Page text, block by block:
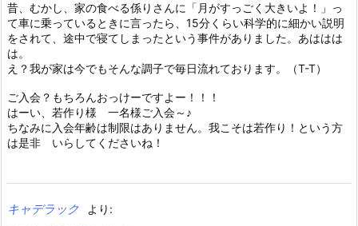
昔、むかし、家の食べる係りさんに「月がすっごく大きいよ！」っ
て車に乗っているときに言ったら、15分くらい科学的に細かい説明
をされて、途中で寝てしまったという事件がありました。あははは
は。
え？我が家は今でもそんな調子で毎日流れております。（T-T）
ご入会？もちろんおっけーですよー！！！
はーい、若作り様 一名様ご入会～♪
ちなみに入会年齢は制限はありません。我こそは若作り！という方
は是非 いらしてくださいね！
キャデラック
より: